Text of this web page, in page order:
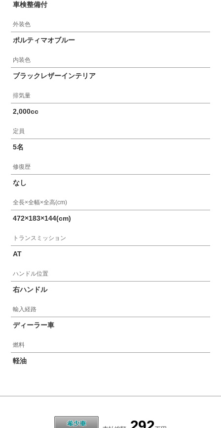
車検整備付
外装色
ポルティマオブルー
内装色
ブラックレザーインテリア
排気量
2,000cc
定員
5名
修復歴
なし
全長×全幅×全高(cm)
472×183×144(cm)
トランスミッション
AT
ハンドル位置
右ハンドル
輸入経路
ディーラー車
燃料
軽油